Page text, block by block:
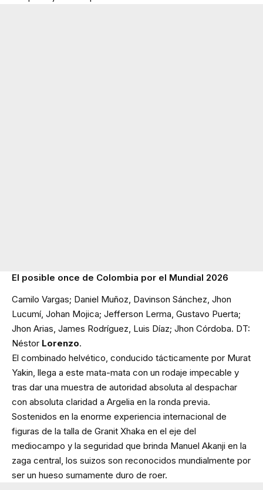
El posible once de Colombia por el Mundial 2026
Camilo Vargas; Daniel Muñoz, Davinson Sánchez, Jhon
Lucumí, Johan Mojica; Jefferson Lerma, Gustavo Puerta;
Jhon Arias, James Rodríguez, Luis Díaz; Jhon Córdoba. DT:
Néstor Lorenzo.
El combinado helvético, conducido tácticamente por Murat
Yakin, llega a este mata-mata con un rodaje impecable y
tras dar una muestra de autoridad absoluta al despachar
con absoluta claridad a Argelia en la ronda previa.
Sostenidos en la enorme experiencia internacional de
figuras de la talla de Granit Xhaka en el eje del
mediocampo y la seguridad que brinda Manuel Akanji en la
zaga central, los suizos son reconocidos mundialmente por
ser un hueso sumamente duro de roer.